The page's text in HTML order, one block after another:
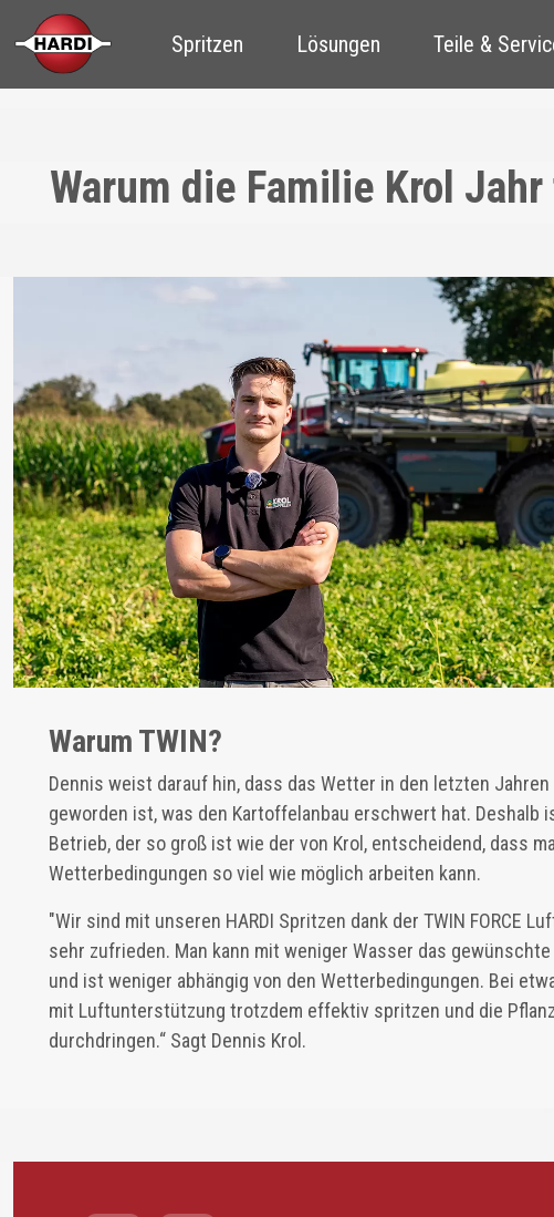
Spritzen Lösungen Teile &
Warum die Familie Krol
Warum TWIN?
Dennis weist darauf hin, dass das Wetter in den letzten
geworden ist, was den Kartoffelanbau erschwert hat. Deshalb
Betrieb, der so groß ist wie der von Krol, entscheidend, dass
Wetterbedingungen so viel wie möglich arbeiten kann.
"Wir sind mit unseren HARDI Spritzen dank der TWIN FORCE
sehr zufrieden. Man kann mit weniger Wasser das
und ist weniger abhängig von den Wetterbedingungen. Bei
mit Luftunterstützung trotzdem effektiv spritzen und die
durchdringen.“ Sagt Dennis Krol.